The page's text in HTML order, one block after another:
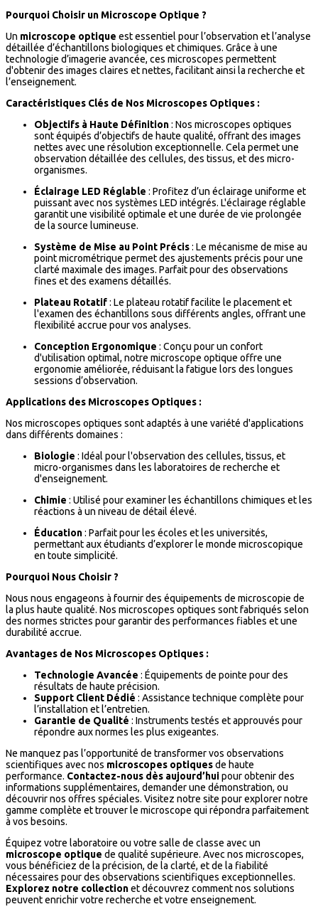
Pourquoi Choisir un Microscope Optique ?
Un microscope optique est essentiel pour l’observation et l’analyse
détaillée d’échantillons biologiques et chimiques. Grâce à une
technologie d’imagerie avancée, ces microscopes permettent
d'obtenir des images claires et nettes, facilitant ainsi la recherche et
l’enseignement.
Caractéristiques Clés de Nos Microscopes Optiques :
Objectifs à Haute Définition: Nos microscopes optiques
sont équipés d’objectifs de haute qualité, offrant des images
nettes avec une résolution exceptionnelle. Cela permet une
observation détaillée des cellules, des tissus, et des micro-
organismes.
Éclairage LED Réglable : Profitez d’un éclairage uniforme et
puissant avec nos systèmes LED intégrés. L'éclairage réglable
garantit une visibilité optimale et une durée de vie prolongée
de la source lumineuse.
Système de Mise au Point Précis: Le mécanisme de mise au
point micrométrique permet des ajustements précis pour une
clarté maximale des images. Parfait pour des observations
fines et des examens détaillés.
Plateau Rotatif: Le plateau rotatif facilite le placement et
l'examen des échantillons sous différents angles, offrant une
flexibilité accrue pour vos analyses.
Conception Ergonomique : Conçu pour un confort
d'utilisation optimal, notre microscope optique offre une
ergonomie améliorée, réduisant la fatigue lors des longues
sessions d’observation.
Applications des Microscopes Optiques :
Nos microscopes optiques sont adaptés à une variété d'applications
dans différents domaines :
Biologie : Idéal pour l'observation des cellules, tissus, et
micro-organismes dans les laboratoires de recherche et
d'enseignement.
Chimie : Utilisé pour examiner les échantillons chimiques et les
réactions à un niveau de détail élevé.
Éducation: Parfait pour les écoles et les universités,
permettant aux étudiants d’explorer le monde microscopique
en toute simplicité.
Pourquoi Nous Choisir ?
Nous nous engageons à fournir des équipements de microscopie de
la plus haute qualité. Nos microscopes optiques sont fabriqués selon
des normes strictes pour garantir des performances fiables et une
durabilité accrue.
Avantages de Nos Microscopes Optiques :
Technologie Avancée : Équipements de pointe pour des
résultats de haute précision.
Support Client Dédié : Assistance technique complète pour
l’installation et l’entretien.
Garantie de Qualité : Instruments testés et approuvés pour
répondre aux normes les plus exigeantes.
Ne manquez pas l’opportunité de transformer vos observations
scientifiques avec nos microscopes optiquesde haute
performance. Contactez-nous dès aujourd’huipour obtenir des
informations supplémentaires, demander une démonstration, ou
découvrir nos offres spéciales. Visitez notre site pour explorer notre
gamme complète et trouver le microscope qui répondra parfaitement
à vos besoins.
Équipez votre laboratoire ou votre salle de classe avec un
microscope optique de qualité supérieure. Avec nos microscopes,
vous bénéficiez de la précision, de la clarté, et de la fiabilité
nécessaires pour des observations scientifiques exceptionnelles.
Explorez notre collectionet découvrez comment nos solutions
peuvent enrichir votre recherche et votre enseignement.